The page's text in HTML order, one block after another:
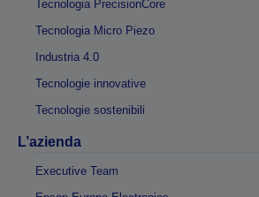
Tecnologia PrecisionCore
Tecnologia Micro Piezo
Industria 4.0
Tecnologie innovative
Tecnologie sostenibili
L’azienda
Executive Team